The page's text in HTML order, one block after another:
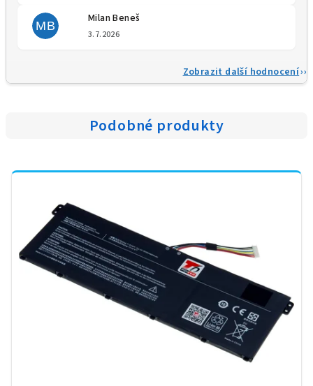
MB
Milan Beneš
3.7.2026
Zobrazit další hodnocení
Podobné produkty